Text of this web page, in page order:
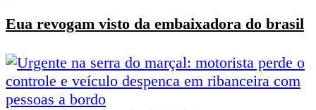
Eua revogam visto da embaixadora do brasil